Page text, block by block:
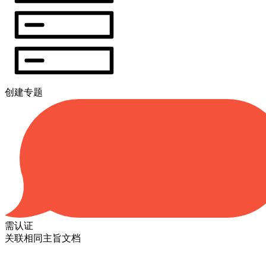
创建专题
需认证
关联相同主旨文档